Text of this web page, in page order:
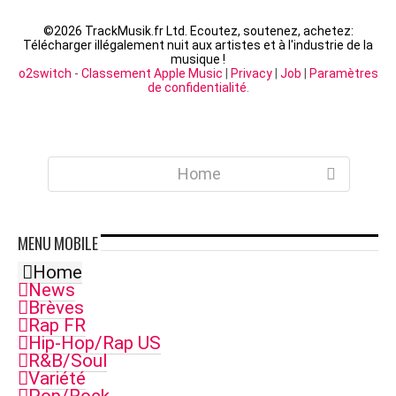
©2026 TrackMusik.fr Ltd. Ecoutez, soutenez, achetez:
Télécharger illégalement nuit aux artistes et à l'industrie de la
musique !
o2switch - Classement Apple Music Privacy| Job
Paramètres
de confidentialité
Home
MENUMOBILE
Home
News
Brèves
Rap FR
Hip-Hop/Rap US
R&B/Soul
Variété